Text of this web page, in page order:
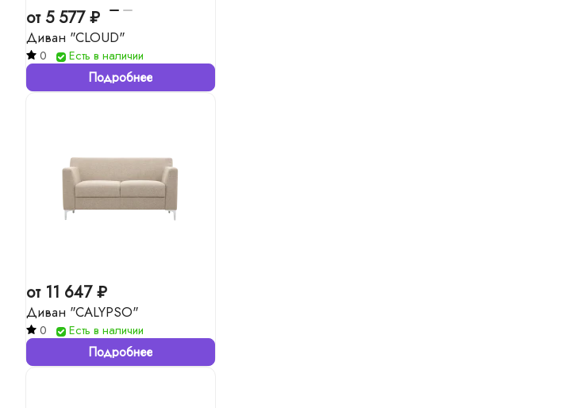
от 5 577 ₽
Диван "CLOUD"
0 Есть в наличии
Подробнее
от 11 647 ₽
Диван "CALYPSO"
0 Есть в наличии
Подробнее